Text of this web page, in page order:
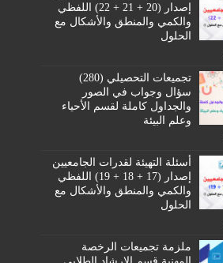
إصدار (20 + 21 + 22) اللفظي
والكمي والمنطق والأشكال مع
الحلول
تجميعات التحصيلي (280)
سؤال وجواب في الصور
والجداول كاملة لقسم الأحياء
وعلم البيئة
أسئلة التهيئة لقدرات الجامعيين
إصدار (17 + 18 + 19) اللفظي
والكمي والمنطق والأشكال مع
الحلول
ملزمة تجميعات الرخصة